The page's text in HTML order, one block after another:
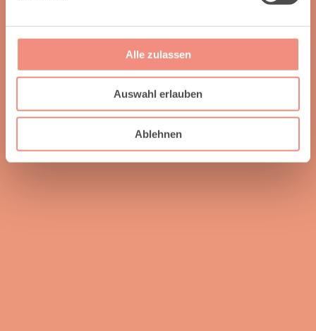
Alle zulassen
Auswahl erlauben
Ablehnen